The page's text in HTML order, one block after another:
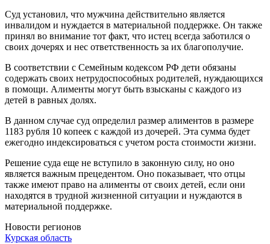
Суд установил, что мужчина действительно является
инвалидом и нуждается в материальной поддержке. Он также
принял во внимание тот факт, что истец всегда заботился о
своих дочерях и нес ответственность за их благополучие.
В соответствии с Семейным кодексом РФ дети обязаны
содержать своих нетрудоспособных родителей, нуждающихся
в помощи. Алименты могут быть взысканы с каждого из
детей в равных долях.
В данном случае суд определил размер алиментов в размере
1183 рубля 10 копеек с каждой из дочерей. Эта сумма будет
ежегодно индексироваться с учетом роста стоимости жизни.
Решение суда еще не вступило в законную силу, но оно
является важным прецедентом. Оно показывает, что отцы
также имеют право на алименты от своих детей, если они
находятся в трудной жизненной ситуации и нуждаются в
материальной поддержке.
Новости регионов
Курская область